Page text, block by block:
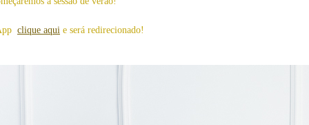
clique aqui e será redirecionado!